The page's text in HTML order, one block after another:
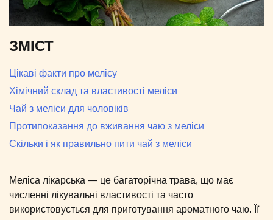
ЗМІСТ
Цікаві факти про мелісу
Хімічний склад та властивості меліси
Чай з меліси для чоловіків
Протипоказання до вживання чаю з меліси
Скільки і як правильно пити чай з меліси
Меліса лікарська — це багаторічна трава, що має
численні лікувальні властивості та часто
використовується для приготування ароматного чаю. Її